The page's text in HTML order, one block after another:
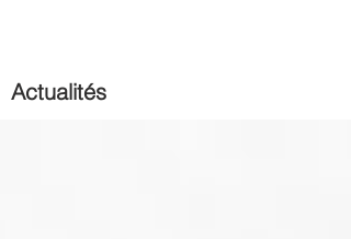
Actualités